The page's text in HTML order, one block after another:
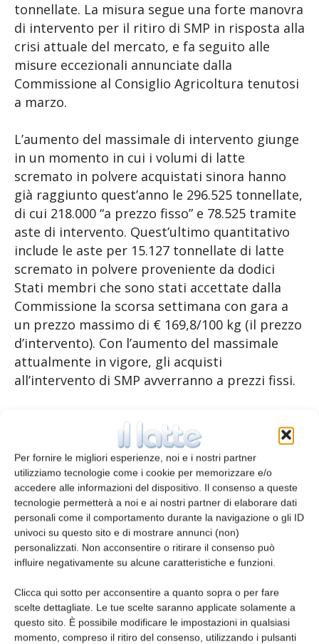
Per fornire le migliori esperienze, noi e i nostri partner
utilizziamo tecnologie come i cookie per memorizzare e/o
accedere alle informazioni del dispositivo. Il consenso a queste
tecnologie permetterà a noi e ai nostri partner di elaborare dati
personali come il comportamento durante la navigazione o gli ID
univoci su questo sito e di mostrare annunci (non)
personalizzati. Non acconsentire o ritirare il consenso può
influire negativamente su alcune caratteristiche e funzioni.
Clicca qui sotto per acconsentire a quanto sopra o per fare
scelte dettagliate. Le tue scelte saranno applicate solamente a
questo sito. È possibile modificare le impostazioni in qualsiasi
momento, compreso il ritiro del consenso, utilizzando i pulsanti
tonnellate. La misura segue una forte manovra
di intervento per il ritiro di SMP in risposta alla
crisi attuale del mercato, e fa seguito alle
misure eccezionali annunciate dalla
Commissione al Consiglio Agricoltura tenutosi
a marzo.
L’aumento del massimale di intervento giunge
in un momento in cui i volumi di latte
scremato in polvere acquistati sinora hanno
già raggiunto quest’anno le 296.525 tonnellate,
di cui 218.000 “a prezzo fisso” e 78.525 tramite
aste di intervento. Quest’ultimo quantitativo
include le aste per 15.127 tonnellate di latte
scremato in polvere proveniente da dodici
Stati membri che sono stati accettate dalla
Commissione la scorsa settimana con gara a
un prezzo massimo di € 169,8/100 kg (il prezzo
d’intervento). Con l’aumento del massimale
attualmente in vigore, gli acquisti
all’intervento di SMP avverranno a prezzi fissi.
intervento pubblico latte in polvere scremato SMP
Aggiornamento mercati 30-6-
2016
In rialzo le previsioni di export
di Parmigiano Reggiano negli
USA